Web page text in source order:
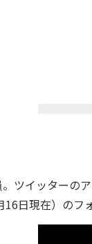
ツイッターの
日現在）のフ